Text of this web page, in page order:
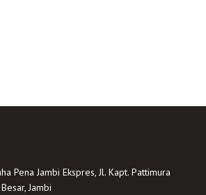
Pena Jambi Ekspres, Jl. Kapt. Pattimura
Jambi